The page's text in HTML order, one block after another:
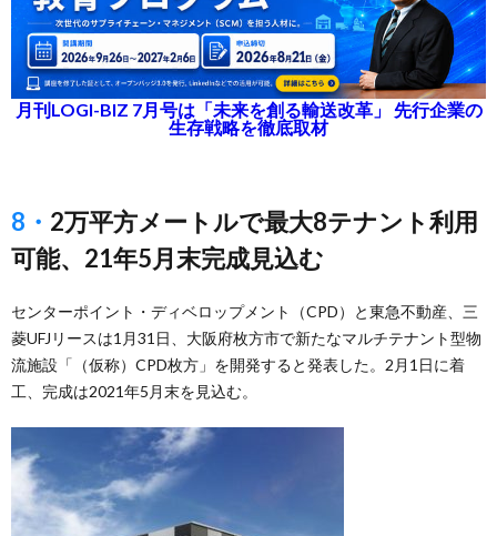
月刊LOGI-BIZ 7月号は「未来を創る輸送改革」 先行企業の
生存戦略を徹底取材
8・2万平方メートルで最大8テナント利用
可能、21年5月末完成見込む
センターポイント・ディベロップメント（CPD）と東急不動産、三
菱UFJリースは1月31日、大阪府枚方市で新たなマルチテナント型物
流施設「（仮称）CPD枚方」を開発すると発表した。2月1日に着
工、完成は2021年5月末を見込む。